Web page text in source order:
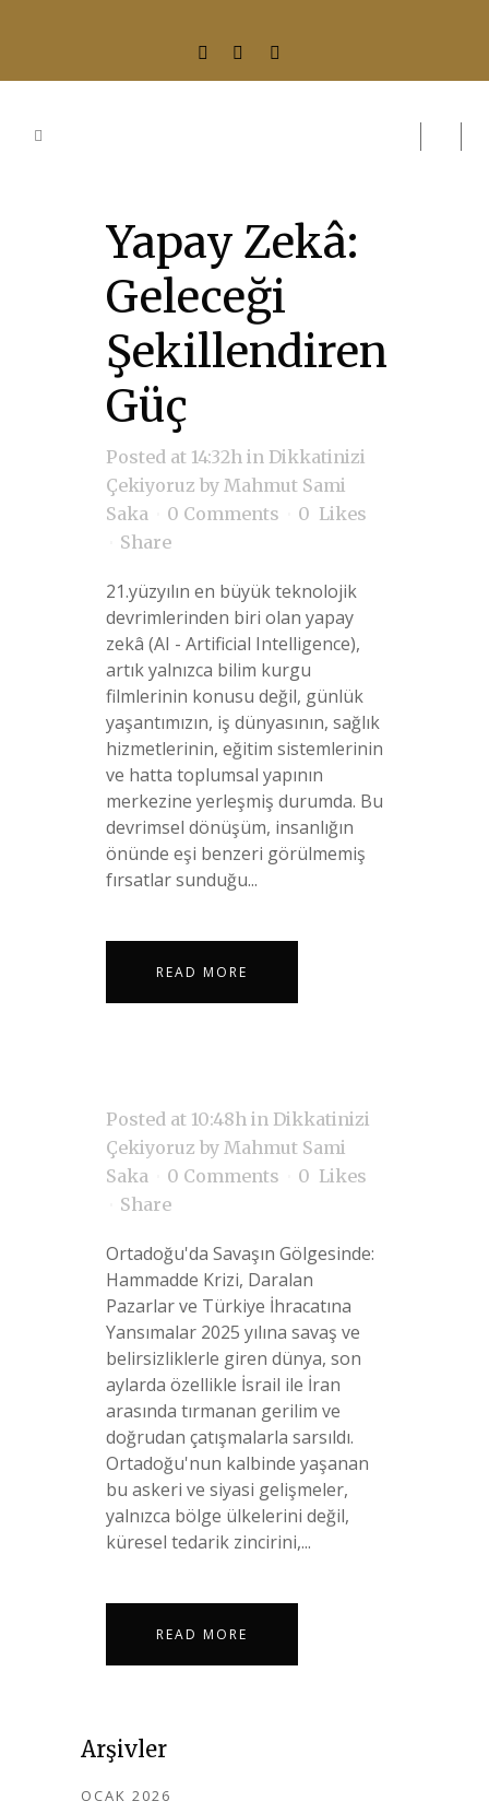
Yapay Zekâ:
Geleceği
Şekillendiren
Güç
Posted at 14:32h in Dikkatinizi
Çekiyoruz by Mahmut Sami
Saka
0 Comments 0 Likes
Share
21.yüzyılın en büyük teknolojik
devrimlerinden biri olan yapay
zekâ (AI - Artificial Intelligence),
artık yalnızca bilim kurgu
filmlerinin konusu değil, günlük
yaşantımızın, iş dünyasının, sağlık
hizmetlerinin, eğitim sistemlerinin
ve hatta toplumsal yapının
merkezine yerleşmiş durumda. Bu
devrimsel dönüşüm, insanlığın
önünde eşi benzeri görülmemiş
fırsatlar sunduğu...
READ MORE
Posted at 10:48h in Dikkatinizi
Çekiyoruz by Mahmut Sami
Saka
0 Comments 0 Likes
Share
Ortadoğu'da Savaşın Gölgesinde:
Hammadde Krizi, Daralan
Pazarlar ve Türkiye İhracatına
Yansımalar 2025 yılına savaş ve
belirsizliklerle giren dünya, son
aylarda özellikle İsrail ile İran
arasında tırmanan gerilim ve
doğrudan çatışmalarla sarsıldı.
Ortadoğu'nun kalbinde yaşanan
bu askeri ve siyasi gelişmeler,
yalnızca bölge ülkelerini değil,
küresel tedarik zincirini,...
READ MORE
Arşivler
OCAK 2026